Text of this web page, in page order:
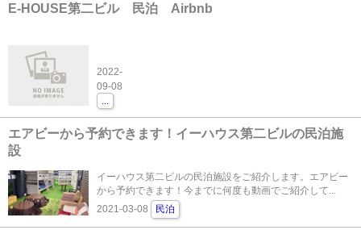
E-HOUSE第二ビル 民泊 Airbnb
2022-
09-08
...
エアビーから予約できます！イーハウス第二ビルの民泊施
設
イーハウス第二ビルの民泊施設をご紹介します。エアビー
から予約できます！今までに何度も動画でご紹介して...
2021-03-08
民泊